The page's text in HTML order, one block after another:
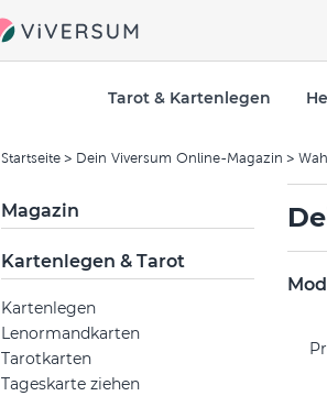
Tarot & Kartenlegen
Startseite Dein Viversum Online-Magazin
Magazin
Kartenlegen & Tarot
Kartenlegen
Lenormandkarten
Tarotkarten
Tageskarte ziehen